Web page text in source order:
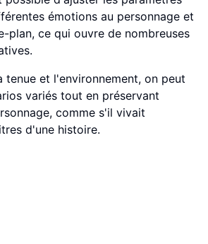
émotions au personnage et
plan, ce qui ouvre de nombreuses
tenue et l'environnement, on peut
variés tout en préservant
comme s'il vivait
d'une histoire.